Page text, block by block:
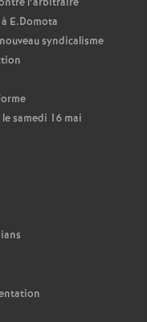
E.Domota
syndicalisme
samedi 16 mai